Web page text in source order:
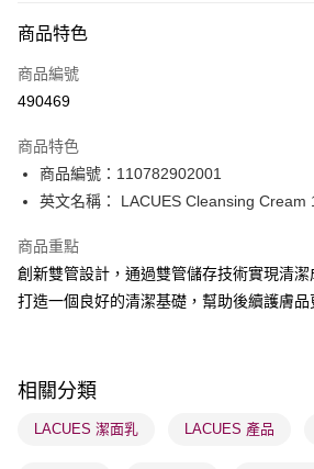
信用卡
Apple Pay
PayMe
WeChat Pay
BoC Pay
送貨方式
每筆HK$65.00，滿HK$300.00或以上免運費
商品特色
商品編號
490469
商品特色
商品編號：110782902001
英文名稱： LACUES Cleansing Cream
商品重點
創新雙管設計，通過雙管儲存技術實現清
打造一個良好的清潔基礎，幫助後續護膚品
相關分類
LACUES 潔面乳 LACUES 產品